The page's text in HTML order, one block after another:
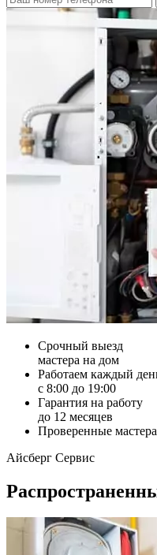
Срочный выезд
мастера на дом
Работаем каждый
с 8:00 до 19:00
Гарантия на работу
до 12 месяцев
Проверенные
Айсберг Сервис